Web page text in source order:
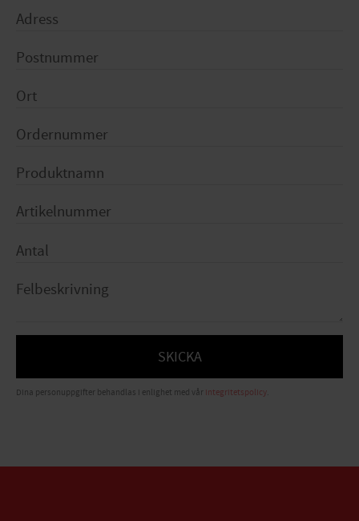
SKICKA
Dina personuppgifter behandlas i enlighet med vår integritetspolicy.